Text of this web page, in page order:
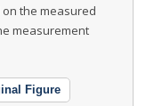
the measured
measurement
Figure